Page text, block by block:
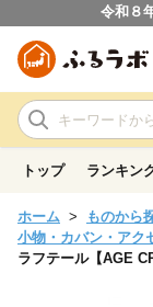
令和８
トップ ランキン
ホーム ものから
小物・カバン・アク
ラフテール【AGE